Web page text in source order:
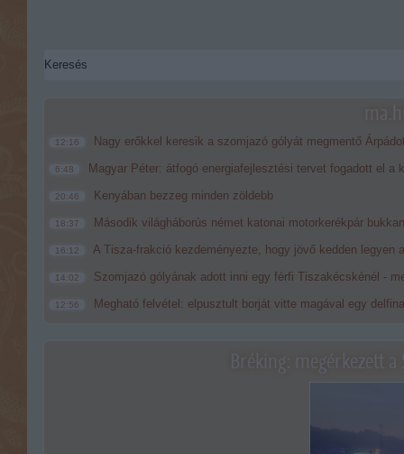
12:16 Nagy erőkkel keresik a szomjazó gólyát megmentő
6:48 Magyar Péter: átfogó energiafejlesztési tervet fogadott el a
20:46 Kenyában bezzeg minden zöldebb
18:37 Második világháborús német katonai motorkerékpár
16:12 A Tisza-frakció kezdeményezte, hogy jövő kedden legyen
14:02 Szomjazó gólyának adott inni egy férfi Tiszakécskénél -
12:56 Megható felvétel: elpusztult borját vitte magával egy
Bréking: megérkezett